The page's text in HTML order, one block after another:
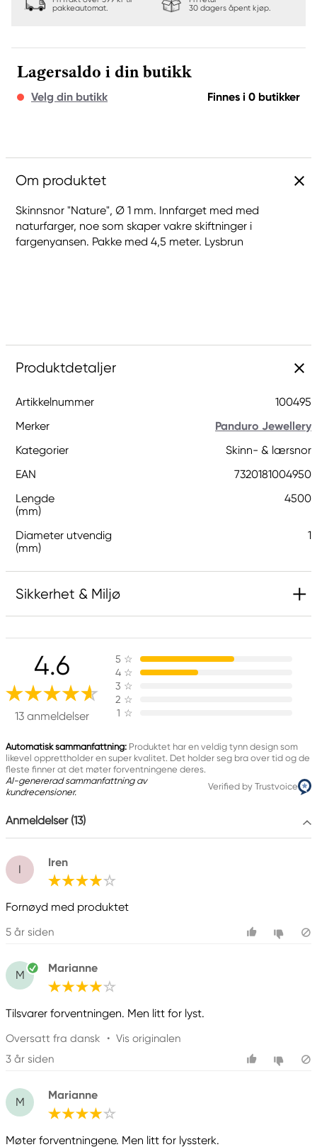
pakkeautomat.
30 dagers åpent kjøp.
Lagersaldo i din butikk
Velg din butikk Finnes i 0 butikker
Om produktet
Skinnsnor "Nature", Ø 1 mm. Innfarget med med
naturfarger, noe som skaper vakre skiftninger i
fargenyansen. Pakke med 4,5 meter. Lysbrun
Produktdetaljer
Artikkelnummer
100495
Merker
Panduro Jewellery
Kategorier
Skinn- & lærsnor
EAN
7320181004950
Lengde
(mm)
4500
Diameter utvendig
(mm)
1
Sikkerhet & Miljø
Informasjon
B. taurus (Bubalus bubalis)
Ansvarlig EU
Panduro
205 14 Malmö, Sweden
www.panduro.com
+46 (04) 22 30 70
4.6
13 anmeldelser
5 ☆
4 ☆
3 ☆
2 ☆
1 ☆
Automatisk sammanfattning: Produktet har en veldig tynn design som
likevel opprettholder en super kvalitet. Det holder seg bra over tid og de
fleste finner at det møter forventningene deres.
AI-genererad sammanfattning av
kundrecensioner.
Verified by Trustvoice
Anmeldelser (13)
I
Iren
Fornøyd med produktet
5 år siden
M
Marianne
Tilsvarer forventningen. Men litt for lyst.
Oversatt fra dansk • Vis originalen
3 år siden
M
Marianne
Møter forventningene. Men litt for lyssterk.